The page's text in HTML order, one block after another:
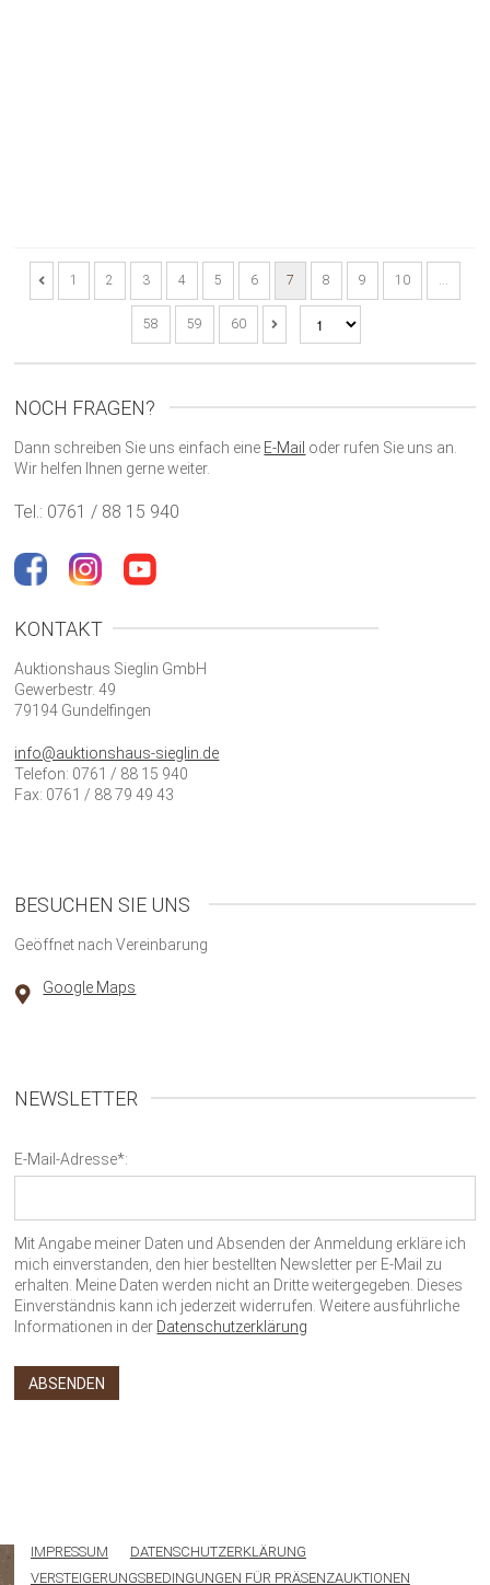
1 2 3 4 5 6 7 8 9 10 …
58 59 60
NOCH FRAGEN?
Dann schreiben Sie uns einfach eine E-Mail oder rufen Sie uns an.
Wir helfen Ihnen gerne weiter.
Tel.: 0761 / 88 15 940
KONTAKT
Auktionshaus Sieglin GmbH
Gewerbestr. 49
79194 Gundelfingen
info@auktionshaus-sieglin.de
Telefon: 0761 / 88 15 940
Fax: 0761 / 88 79 49 43
BESUCHEN SIE UNS
Geöffnet nach Vereinbarung
Google Maps
NEWSLETTER
E-Mail-Adresse*:
Mit Angabe meiner Daten und Absenden der Anmeldung erkläre ich
mich einverstanden, den hier bestellten Newsletter per E-Mail zu
erhalten. Meine Daten werden nicht an Dritte weitergegeben. Dieses
Einverständnis kann ich jederzeit widerrufen. Weitere ausführliche
Informationen in der Datenschutzerklärung
IMPRESSUM
DATENSCHUTZERKLÄRUNG
VERSTEIGERUNGSBEDINGUNGEN FÜR PRÄSENZAUKTIONEN